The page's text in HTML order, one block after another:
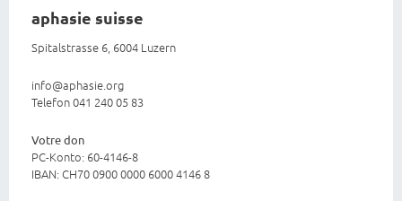
aphasie suisse
Spitalstrasse 6, 6004 Luzern
info@aphasie.org
Telefon 041 240 05 83
Votre don
PC-Konto: 60-4146-8
IBAN: CH70 0900 0000 6000 4146 8